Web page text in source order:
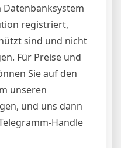
registriert,
sind und nicht
Für Preise und
Sie auf den
unseren
und uns dann
Handle